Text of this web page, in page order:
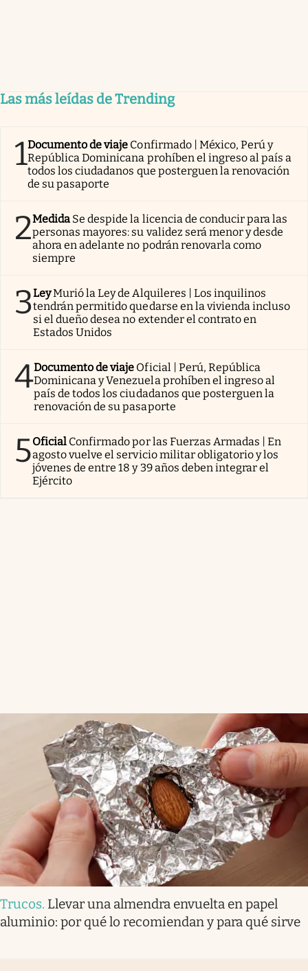
Las más leídas de Trending
1Documento de viaje Confirmado | México, Perú y
República Dominicana prohíben el ingreso al país a
todos los ciudadanos que posterguen la renovación
de su pasaporte
2Medida Se despide la licencia de conducir para las
personas mayores: su validez será menor y desde
ahora en adelante no podrán renovarla como
siempre
3LeyMurió la Ley de Alquileres | Los inquilinos
tendrán permitido quedarse en la vivienda incluso
si el dueño desea no extender el contrato en
Estados Unidos
4Documento de viaje Oficial | Perú, República
Dominicana y Venezuela prohíben el ingreso al
país de todos los ciudadanos que posterguen la
renovación de su pasaporte
5Oficial Confirmado por las Fuerzas Armadas | En
agosto vuelve el servicio militar obligatorio y los
jóvenes de entre 18 y 39 años deben integrar el
Ejército
Trucos. Llevar una almendra envuelta en papel
aluminio: por qué lo recomiendan y para qué sirve